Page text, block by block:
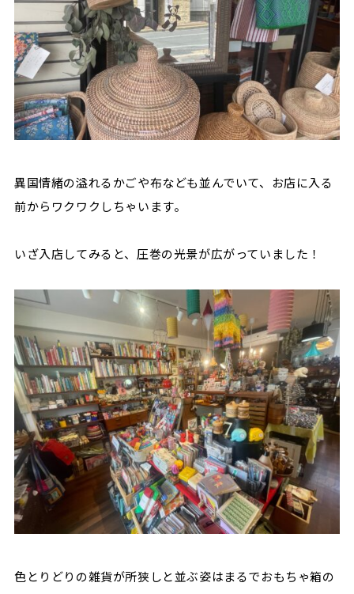
異国情緒の溢れるかごや布なども並んでいて、お店に入る
前からワクワクしちゃいます。
いざ入店してみると、圧巻の光景が広がっていました！
色とりどりの雑貨が所狭しと並ぶ姿はまるでおもちゃ箱の